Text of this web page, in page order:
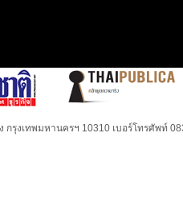
รุงเทพมหานครฯ 10310 เบอร์โทรศัพท์